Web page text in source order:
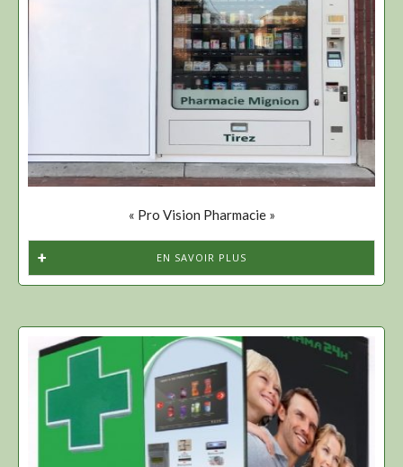
« Pro Vision Pharmacie »
EN SAVOIR PLUS